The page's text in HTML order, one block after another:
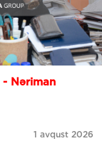
- Nəriman
1 avqust 2026